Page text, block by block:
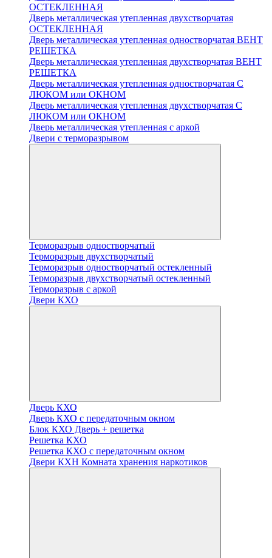
ОСТЕКЛЕННАЯ
Дверь металлическая утепленная двухстворчатая
ОСТЕКЛЕННАЯ
Дверь металлическая утепленная одностворчатая ВЕНТ
РЕШЕТКА
Дверь металлическая утепленная двухстворчатая ВЕНТ
РЕШЕТКА
Дверь металлическая утепленная одностворчатая С
ЛЮКОМ или ОКНОМ
Дверь металлическая утепленная двухстворчатая С
ЛЮКОМ или ОКНОМ
Дверь металлическая утепленная с аркой
Двери с терморазрывом
Терморазрыв одностворчатый
Терморазрыв двухстворчатый
Терморазрыв одностворчатый остекленный
Терморазрыв двухстворчатый остекленный
Терморазрыв с аркой
Двери КХО
Дверь КХО
Дверь КХО с передаточным окном
Блок КХО Дверь + решетка
Решетка КХО
Решетка КХО с передаточным окном
Двери КХН Комната хранения наркотиков